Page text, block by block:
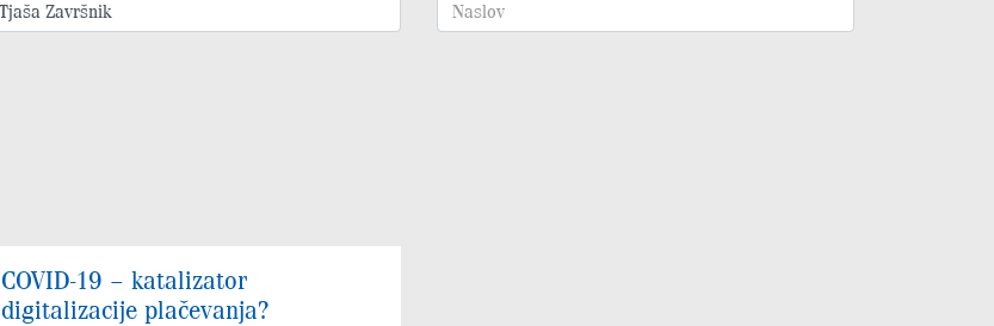
COVID-19 – katalizator
digitalizacije plačevanja?